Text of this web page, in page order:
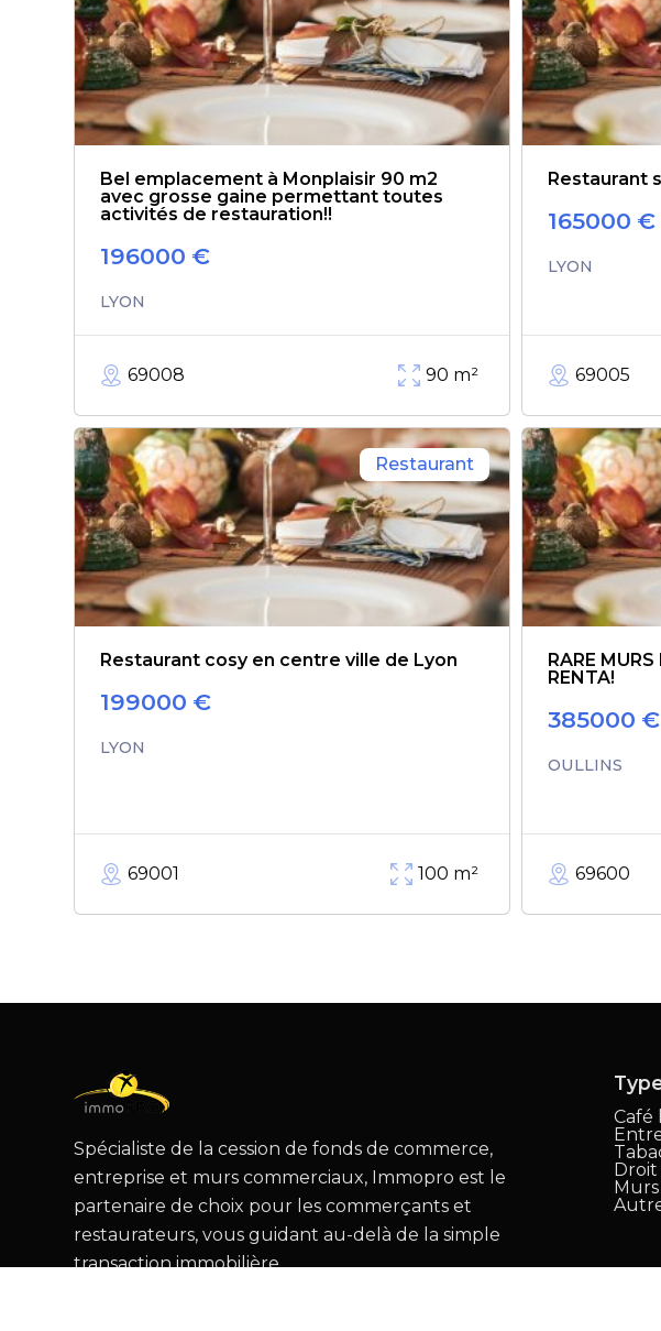
Bel emplacement à Monplaisir 90 m2
avec grosse gaine permettant toutes
activités de restauration!!
196000 €
LYON
69008 90 m²
Restaurant
165000 €
LYON
69005
Restaurant
Restaurant cosy en centre ville de Lyon
199000 €
LYON
69001 100 m²
RARE
RENTA!
385000 €
OULLINS
69600
Spécialiste de la cession de fonds de commerce,
entreprise et murs commerciaux, Immopro est le
partenaire de choix pour les commerçants et
restaurateurs, vous guidant au-delà de la simple
transaction immobilière.
Café
Droit